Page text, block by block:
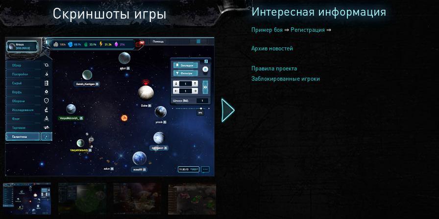
Скриншоты игры Интересная информация
Пример боя ⇒ Регистрация ⇒
Архив новостей
Правила проекта
Заблокированные игроки